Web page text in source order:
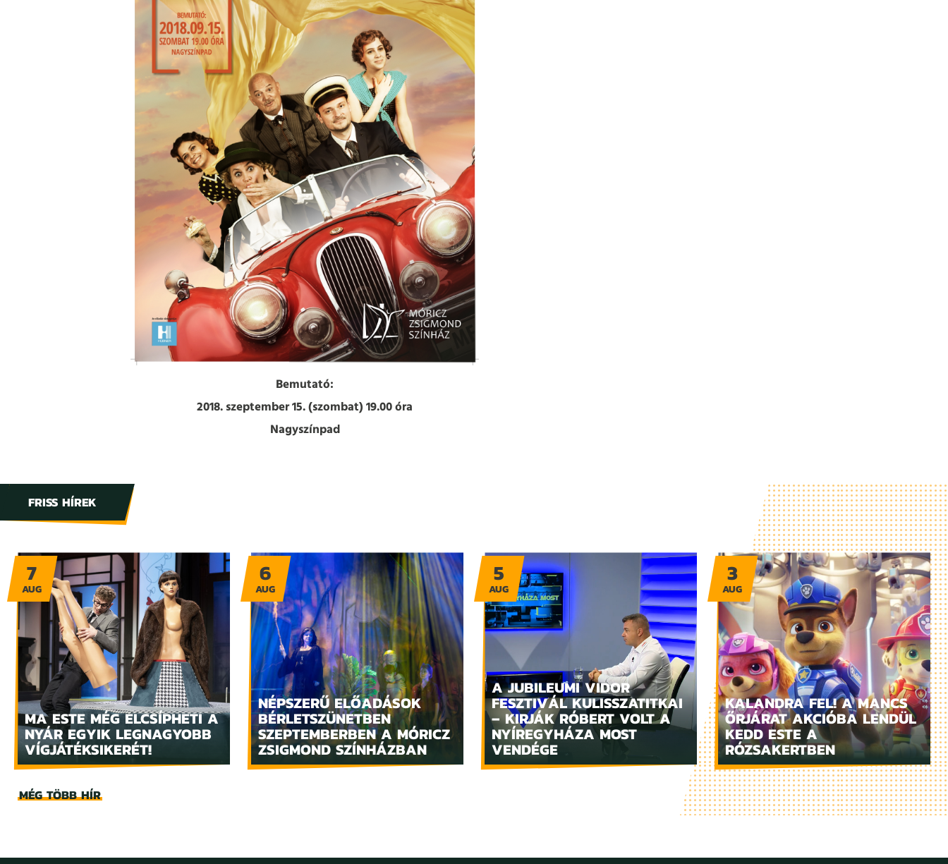
Bemutató:
2018. szeptember 15. (szombat) 19.00 óra
Nagyszínpad
FRISS HÍREK
MA ESTE MÉG ELCSÍPHETI A
NYÁR EGYIK LEGNAGYOBB
VÍGJÁTÉKSIKERÉT!
7
AUG
NÉPSZERŰ ELŐADÁSOK
BÉRLETSZÜNETBEN
SZEPTEMBERBEN A MÓRICZ
ZSIGMOND SZÍNHÁZBAN
6
AUG
A JUBILEUMI VIDOR
FESZTIVÁL KULISSZATITKAI
– KIRJÁK RÓBERT VOLT A
NYÍREGYHÁZA MOST
VENDÉGE
5
AUG
KALANDRA FEL! A MANCS
ŐRJÁRAT AKCIÓBA LENDÜL
KEDD ESTE A
RÓZSAKERTBEN
3
AUG
MÉG TÖBB HÍR